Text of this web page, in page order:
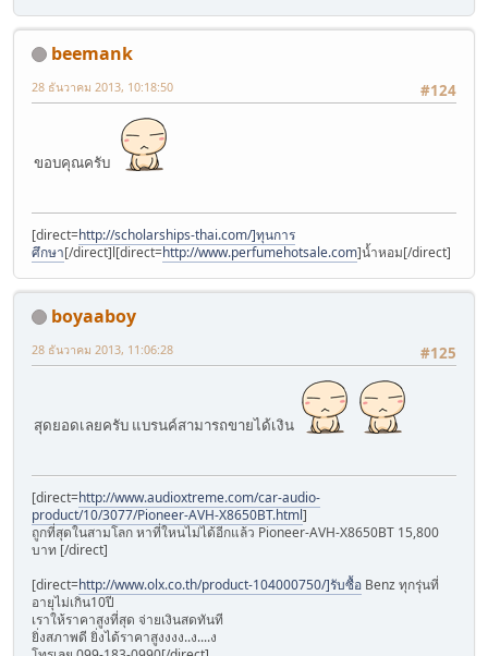
beemank
#124
28 ธันวาคม 2013, 10:18:50
ขอบคุณครับ
[direct=http://scholarships-thai.com/]ทุนการ
ศึกษา[/direct]l[direct=http://www.perfumehotsale.com]น้ำหอม[/direct]
boyaaboy
#125
28 ธันวาคม 2013, 11:06:28
สุดยอดเลยครับ แบรนค์สามารถขายได้เงิน
[direct=http://www.audioxtreme.com/car-audio-
product/10/3077/Pioneer-AVH-X8650BT.html]
ถูกที่สุดในสามโลก หาที่ใหนไม่ได้อีกแล้ว Pioneer-AVH-X8650BT 15,800
บาท [/direct]
[direct=http://www.olx.co.th/product-104000750/]รับซื้อ Benz ทุกรุ่นที่
อายุไม่เกิน10ปี
เราให้ราคาสูงที่สุด จ่ายเงินสดทันที
ยิ่งสภาพดี ยิ่งได้ราคาสูงงงง..ง....ง